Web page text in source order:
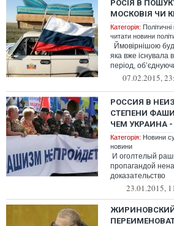
РОСІЯ В
МОСКОВІЯ ЧИ
Категорія:
читати новини
Ймовірнішою
яка вже існувала
період,
07.02.2015,
РОССИЯ В
СТЕПЕНИ
ЧЕМ УКРАИНА
Категорія: Новини
новини
И оголтелый
пропагандой
доказательство
23.01.2015,
ЖИРИНОВСКИЙ